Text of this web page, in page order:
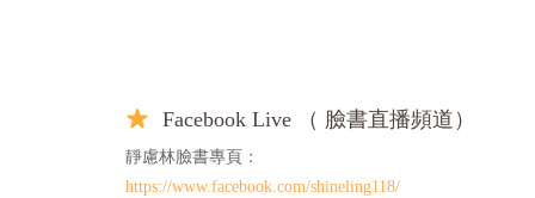
Facebook Live （ 臉書直播頻道）
靜慮林臉書專頁：
https://www.facebook.com/shineling118/